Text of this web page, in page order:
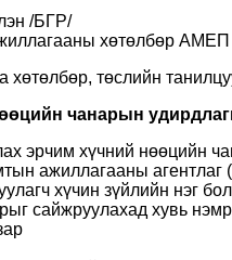
/БГР/
хөтөлбөр АМЕП
хөтөлбөр, төслийн
чанарын
эрчим хүчний нөөцийн
ажиллагааны агентлаг
хүчин зүйлийн нэг
сайжруулахад хувь